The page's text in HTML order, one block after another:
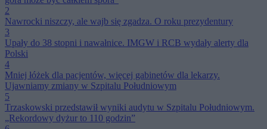
2
Nawrocki niszczy, ale wajb się zgadza. O roku prezydentury
3
Upały do 38 stopni i nawałnice. IMGW i RCB wydały alerty dla
Polski
4
Mniej łóżek dla pacjentów, więcej gabinetów dla lekarzy.
Ujawniamy zmiany w Szpitalu Południowym
5
Trzaskowski przedstawił wyniki audytu w Szpitalu Południowym.
„Rekordowy dyżur to 110 godzin”